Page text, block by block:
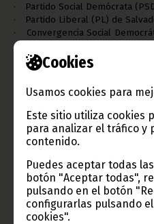
Cookies
Usamos cookies para
Este sitio utiliza cookies
para analizar el tráfico y
contenido.
Puedes aceptar todas
botón "Aceptar todas",
pulsando en el botón
configurarlas pulsando
cookies".
· Partido Social Demócrata
· Partido Liberal (PL) de
·
Convergencia Social
Alianza Democrática
Bahamonde
Cada una de las formaciones
estos comicios ha recibido
francos cefas (más de
financiaciones privadas